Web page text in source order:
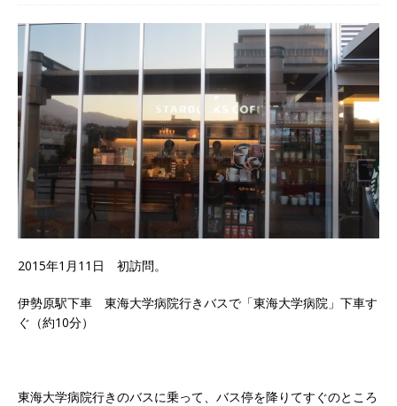
2015年1月11日 初訪問。
伊勢原駅下車 東海大学病院行きバスで「東海大学病院」下車す
ぐ（約10分）
東海大学病院行きのバスに乗って、バス停を降りてすぐのところ